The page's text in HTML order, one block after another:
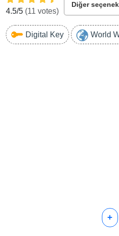
4.5/5 (11 votes)
Diğer
Digital Key World
+